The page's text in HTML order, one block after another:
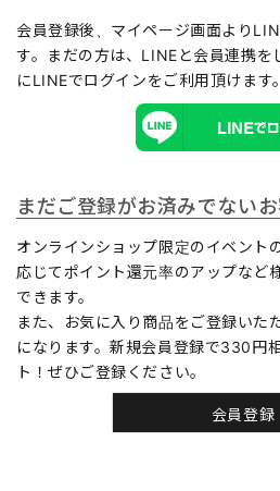
会員登録後、マイページ画面より
す。まだの方は、 LINEと会員連携を
にLINEでログインをご利用頂けます。
まだご登録がお済みでない
オンラインショップ限定のイベント
応じてポイント還元率のアップなど
できます。
また、お気に入り商品をご登録いた
になります。新規会員登録で330円
ト！ぜひご登録ください。
会員登録